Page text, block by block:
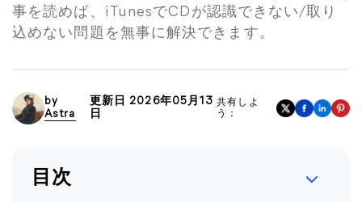
事を読めば、iTunesでCDが認識できない/取り
込めない問題を無事に解決できます。
by
Astra
更新日 2026年05月13
日
共有しよ
う：
目次